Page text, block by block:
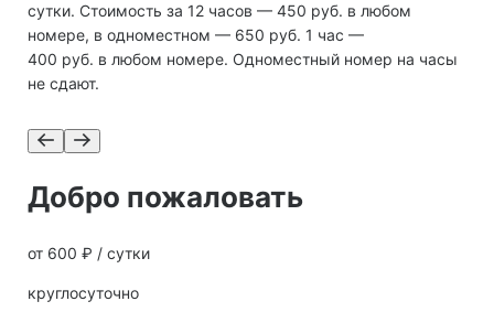
сутки. Стоимость за 12 часов — 450 руб. в любом
номере, в одноместном — 650 руб. 1 час —
400 руб. в любом номере. Одноместный номер на часы
не сдают.
Добро пожаловать
от 600 ₽ / сутки
круглосуточно